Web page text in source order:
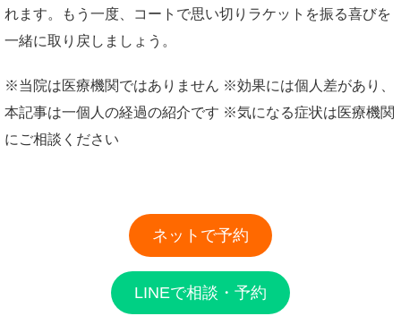
れます。もう一度、コートで思い切りラケットを振る喜びを
一緒に取り戻しましょう。
※当院は医療機関ではありません ※効果には個人差があり、
本記事は一個人の経過の紹介です ※気になる症状は医療機関
にご相談ください
ネットで予約
LINEで相談・予約